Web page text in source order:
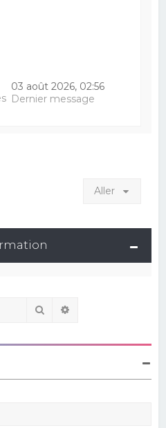
03 août 2026, 02:56
Dernier message
Aller
Rechercher